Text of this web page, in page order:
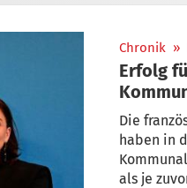
Chronik »
Erfolg
Die
haben in
als je